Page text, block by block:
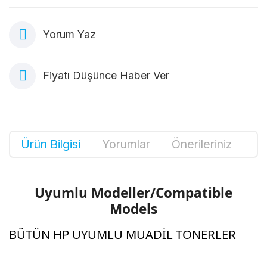
Yorum Yaz
Fiyatı Düşünce Haber Ver
Ürün Bilgisi Yorumlar Önerileriniz
Uyumlu Modeller/Compatible
Models
BÜTÜN HP UYUMLU MUADİL TONERLER